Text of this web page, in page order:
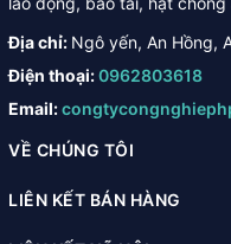
Địa chỉ: Ngô yến, An Hồng,
Điện thoại:0962803618
Email:
VỀ CHÚNG TÔI
LIÊN KẾT BÁN HÀNG